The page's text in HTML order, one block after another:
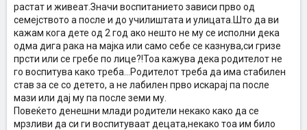
растат и живеат.Значи воспитанието зависи прво од
семејството а после и до училиштата и улицата.Што да ви
кажам кога дете од 2 год ако нешто не му се исполни дека
одма дига рака на мајка или само себе се казнува,си гризе
прсти или се гребе по лице?!Тоа кажува дека родителот не
го воспитува како треба...Родителот треба да има стабилен
став за се со детето, а не лабилен прво искарај па после
мази или дај му па после земи му.
Повеќето денешни млади родители некако како да се
мрзливи да си ги воспитуваат децата,некако тоа им било